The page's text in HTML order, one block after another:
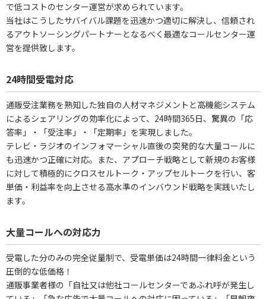
で低コストのセンター運営が求められています。
当社はこうしたサバイバル課題を迅速かつ適切に解決し、信頼され
るアウトソーシングパートナーとなるべく最適なコールセンター運
営を提供致します。
24時間受電対応
通販受注業務を熟知した独自の人材マネジメントと高機能システム
によるシェアリングの効率化によって、24時間365日、驚異の「応
答率」・「受注率」・「定期率」を実現しました。
テレビ・ラジオのインフォマーシャル直後の突発的な大量コールに
も迅速かつ正確に対応。また、アプローチ戦略として新規のお客様
に対して積極的にクロスセルトーク・アップセルトークを行い、客
単価・利益率を向上させる高水準のインバウンド戦略を実践いたし
ます。
大量コールへの対応力
受電した分のみの完全従量制で、受電単価は24時間一律料金という
圧倒的な低価格！
通販事業者様の「自社又は他社コールセンターであふれ呼が発生し